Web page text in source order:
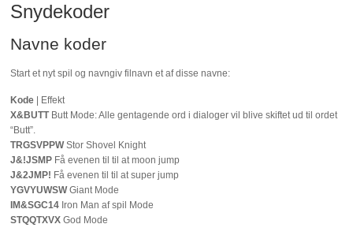
Snydekoder
Navne koder
Start et nyt spil og navngiv filnavn et af disse navne:
Kode
| Effekt
X&BUTTButt Mode: Alle gentagende ord i dialoger vil blive skiftet ud til ordet
“Butt”.
TRGSVPPWStor Shovel Knight
J&!JSMP Få evenen til til at moon jump
J&2JMP! Få evenen til til at super jump
YGVYUWSWGiant Mode
IM&SGC14 Iron Man af spil Mode
STQQTXVX God Mode